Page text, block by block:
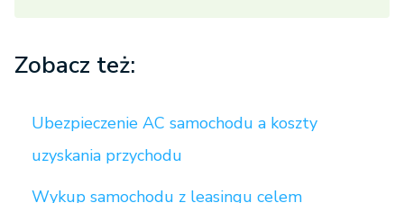
Zobacz też:
Ubezpieczenie AC samochodu a koszty
uzyskania przychodu
Wykup samochodu z leasingu celem